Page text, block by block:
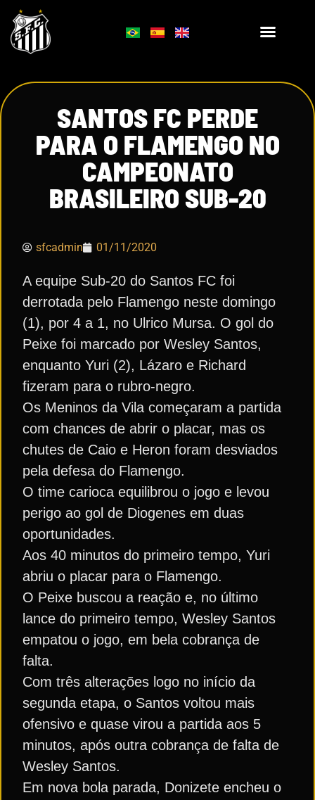
SANTOS FC PERDE
PARA O FLAMENGO NO
CAMPEONATO
BRASILEIRO SUB-20
sfcadmin 01/11/2020
A equipe Sub-20 do Santos FC foi
derrotada pelo Flamengo neste domingo
(1), por 4 a 1, no Ulrico Mursa. O gol do
Peixe foi marcado por Wesley Santos,
enquanto Yuri (2), Lázaro e Richard
fizeram para o rubro-negro.
Os Meninos da Vila começaram a partida
com chances de abrir o placar, mas os
chutes de Caio e Heron foram desviados
pela defesa do Flamengo.
O time carioca equilibrou o jogo e levou
perigo ao gol de Diogenes em duas
oportunidades.
Aos 40 minutos do primeiro tempo, Yuri
abriu o placar para o Flamengo.
O Peixe buscou a reação e, no último
lance do primeiro tempo, Wesley Santos
empatou o jogo, em bela cobrança de
falta.
Com três alterações logo no início da
segunda etapa, o Santos voltou mais
ofensivo e quase virou a partida aos 5
minutos, após outra cobrança de falta de
Wesley Santos.
Em nova bola parada, Donizete encheu o